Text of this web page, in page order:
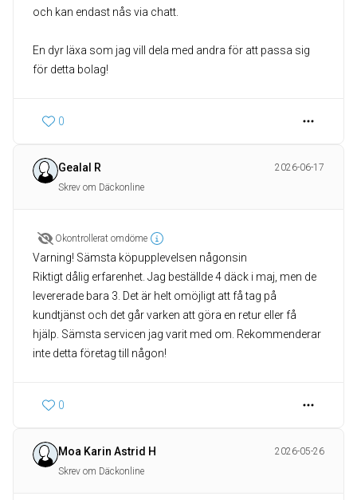
och kan endast nås via chatt.
En dyr läxa som jag vill dela med andra för att passa sig
för detta bolag!
0
Gealal R
2026-06-17
Skrev om Däckonline
Okontrollerat omdöme
Varning! Sämsta köpupplevelsen någonsin
Riktigt dålig erfarenhet. Jag beställde 4 däck i maj, men de
levererade bara 3. Det är helt omöjligt att få tag på
kundtjänst och det går varken att göra en retur eller få
hjälp. Sämsta servicen jag varit med om. Rekommenderar
inte detta företag till någon!
0
Moa Karin Astrid H
2026-05-26
Skrev om Däckonline